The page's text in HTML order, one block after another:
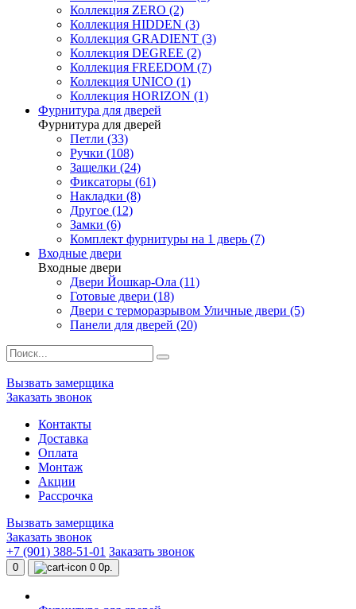
Коллекция ZERO (2)
Коллекция HIDDEN (3)
Коллекция GRADIENT (3)
Коллекция DEGREE (2)
Коллекция FREEDOM (7)
Коллекция UNICO (1)
Коллекция HORIZON (1)
Фурнитура для дверей
Фурнитура для дверей
Петли (33)
Ручки (108)
Защелки (24)
Фиксаторы (61)
Накладки (8)
Другое (12)
Замки (6)
Комплект фурнитуры на 1 дверь (7)
Входные двери
Входные двери
Двери Йошкар-Ола (11)
Готовые двери (18)
Двери с терморазрывом Уличные двери (5)
Панели для дверей (20)
Вызвать замерщика
Заказать звонок
Контакты
Доставка
Оплата
Монтаж
Акции
Рассрочка
Вызвать замерщика
Заказать звонок
+7 (901) 388-51-01 Заказать звонок
0 0 0р.